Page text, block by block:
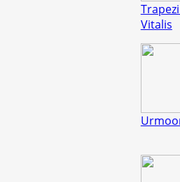
Vitalis